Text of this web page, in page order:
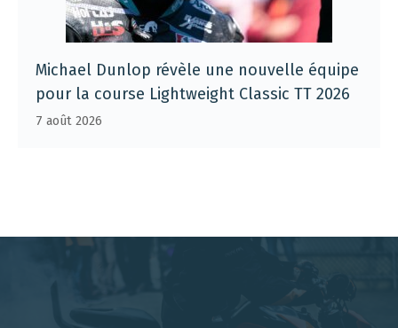
Michael Dunlop révèle une nouvelle équipe
pour la course Lightweight Classic TT 2026
7 août 2026